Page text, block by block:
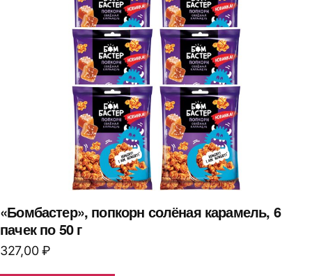
«Бомбастер», попкорн солёная карамель, 6
пачек по 50 г
327,00₽